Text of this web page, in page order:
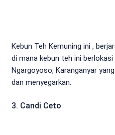
Kebun Teh Kemuning ini ,
di mana kebun teh ini
Ngargoyoso, Karanganyar
dan menyegarkan.
3. Candi Ceto